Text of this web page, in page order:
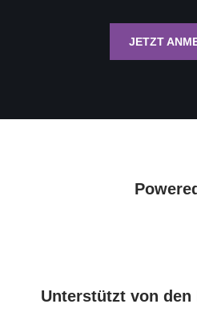
JETZT
Unterstützt von den